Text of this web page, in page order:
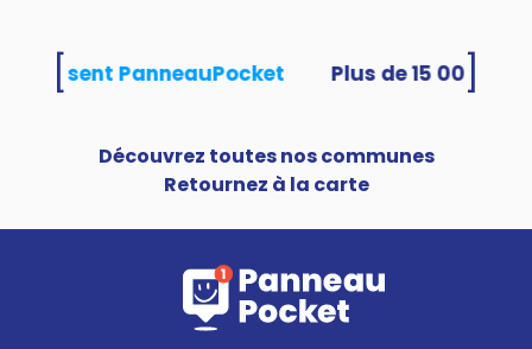
utilisent PanneauPocket
Découvrez toutes nos communes
Retournez à la carte